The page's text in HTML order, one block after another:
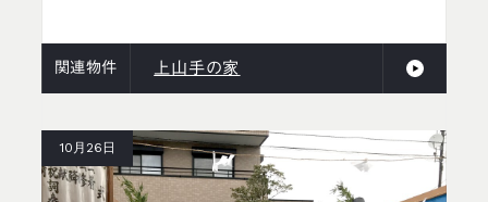
関連物件 上山手の家
10月26日